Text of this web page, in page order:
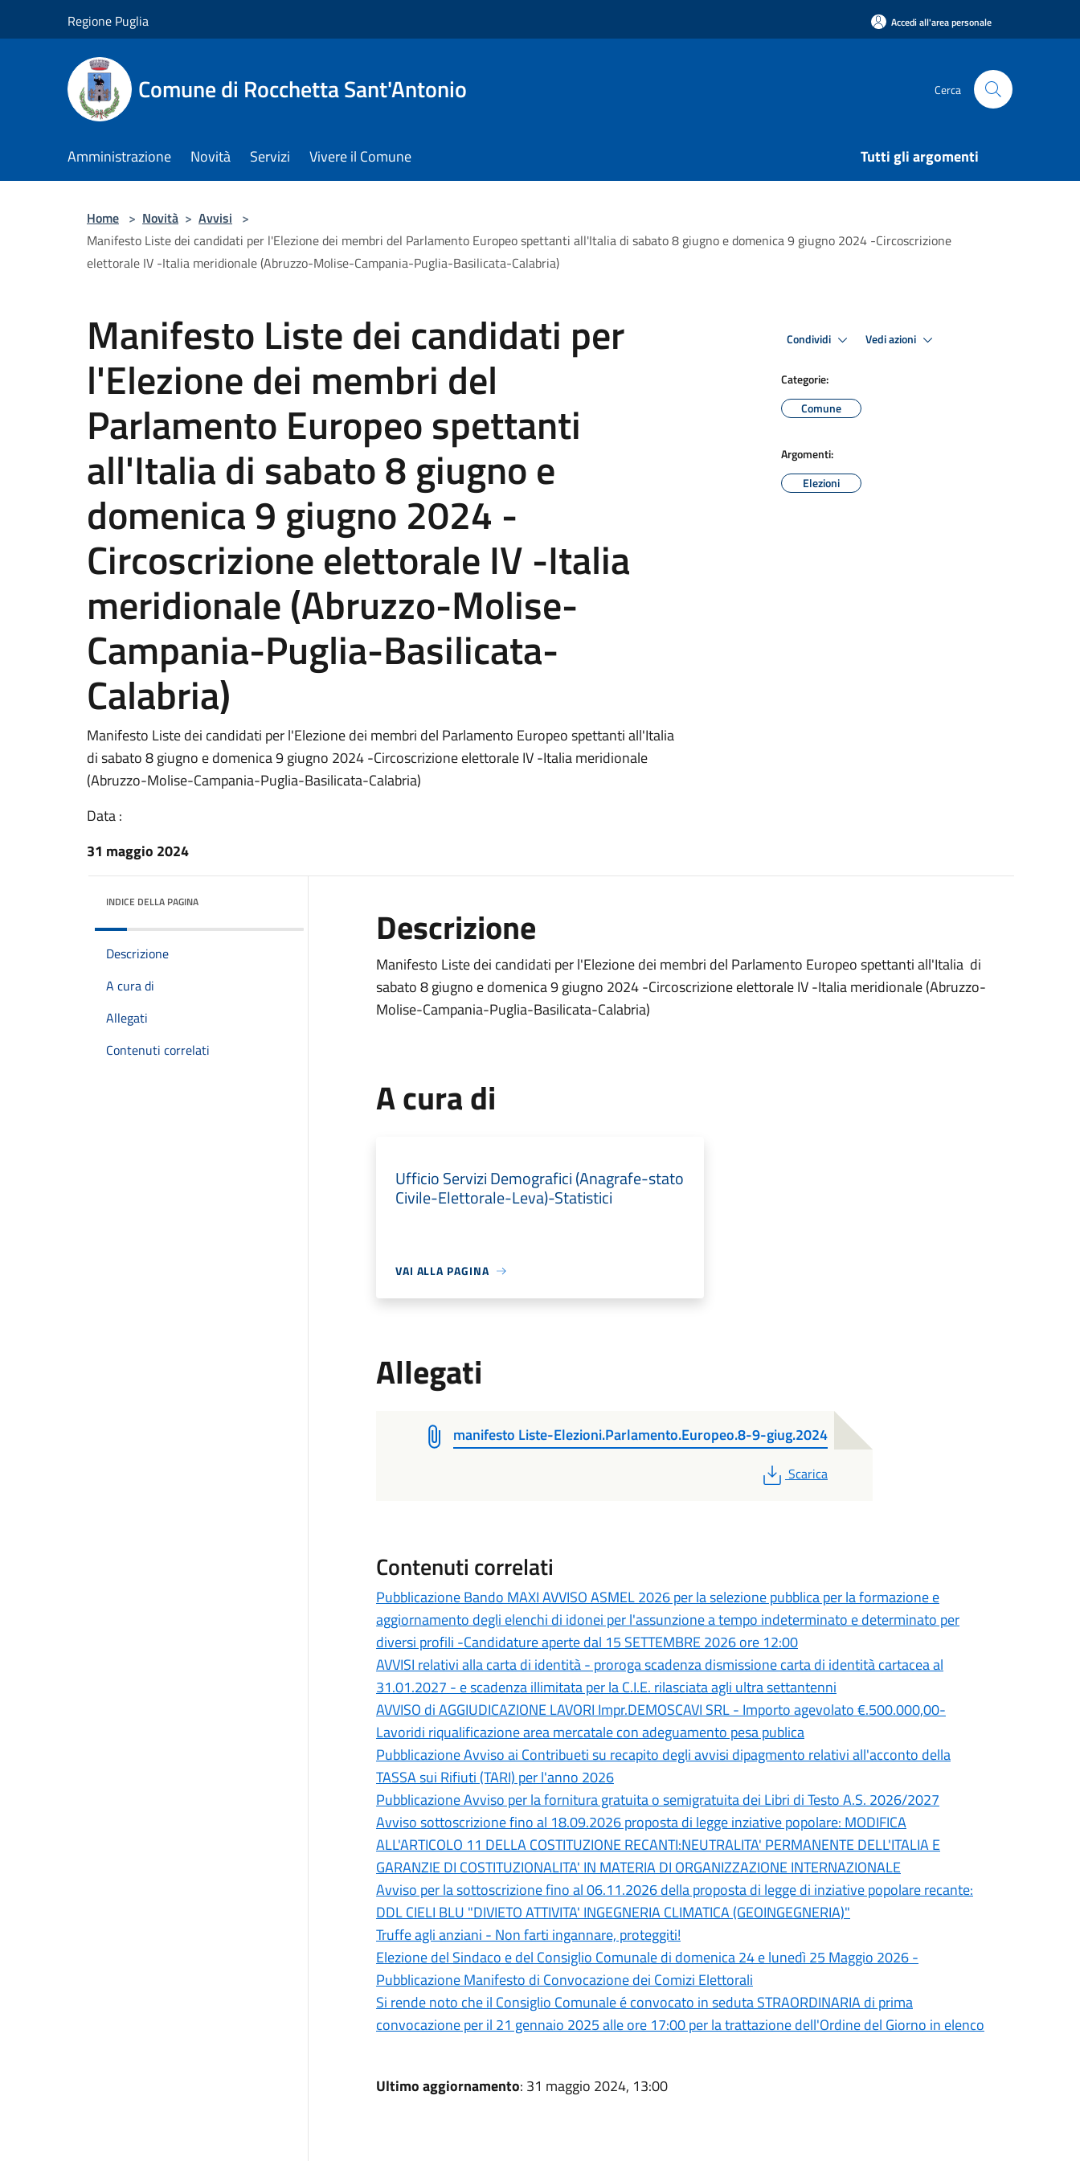
Regione Puglia Accedi all'area personale
Comune di Rocchetta Sant'Antonio Cerca
Amministrazione Novità Servizi Vivere il Comune Tutti gli argomenti
Home > Novità > Avvisi >
Manifesto Liste dei candidati per l'Elezione dei membri del Parlamento Europeo spettanti all'Italia di sabato 8 giugno e domenica 9 giugno 2024 -Circoscrizione
elettorale IV -Italia meridionale (Abruzzo-Molise-Campania-Puglia-Basilicata-Calabria)
Manifesto Liste dei candidati per
l'Elezione dei membri del
Parlamento Europeo spettanti
all'Italia di sabato 8 giugno e
domenica 9 giugno 2024 -
Circoscrizione elettorale IV -Italia
meridionale (Abruzzo-Molise-
Campania-Puglia-Basilicata-
Calabria)
Manifesto Liste dei candidati per l'Elezione dei membri del Parlamento Europeo spettanti all'Italia
di sabato 8 giugno e domenica 9 giugno 2024 -Circoscrizione elettorale IV -Italia meridionale
(Abruzzo-Molise-Campania-Puglia-Basilicata-Calabria)
Data :
31 maggio 2024
Condividi Vedi azioni
Categorie:
Comune
Argomenti:
Elezioni
INDICE DELLA PAGINA
Descrizione
A cura di
Allegati
Contenuti correlati
Descrizione
Manifesto Liste dei candidati per l'Elezione dei membri del Parlamento Europeo spettanti all'Italia di
sabato 8 giugno e domenica 9 giugno 2024 -Circoscrizione elettorale IV -Italia meridionale (Abruzzo-
Molise-Campania-Puglia-Basilicata-Calabria)
A cura di
Ufficio Servizi Demografici (Anagrafe-stato
Civile-Elettorale-Leva)-Statistici
VAI ALLA PAGINA
Allegati
manifesto Liste-Elezioni.Parlamento.Europeo.8-9-giug.2024
PDF
Scarica
Contenuti correlati
Pubblicazione Bando MAXI AVVISO ASMEL 2026 per la selezione pubblica per la formazione e
aggiornamento degli elenchi di idonei per l'assunzione a tempo indeterminato e determinato per
diversi profili -Candidature aperte dal 15 SETTEMBRE 2026 ore 12:00
AVVISI relativi alla carta di identità - proroga scadenza dismissione carta di identità cartacea al
31.01.2027 - e scadenza illimitata per la C.I.E. rilasciata agli ultra settantenni
AVVISO di AGGIUDICAZIONE LAVORI Impr.DEMOSCAVI SRL - Importo agevolato €.500.000,00-
Lavoridi riqualificazione area mercatale con adeguamento pesa publica
Pubblicazione Avviso ai Contribueti su recapito degli avvisi dipagmento relativi all'acconto della
TASSA sui Rifiuti (TARI) per l'anno 2026
Pubblicazione Avviso per la fornitura gratuita o semigratuita dei Libri di Testo A.S. 2026/2027
Avviso sottoscrizione fino al 18.09.2026 proposta di legge inziative popolare: MODIFICA
ALL'ARTICOLO 11 DELLA COSTITUZIONE RECANTI:NEUTRALITA' PERMANENTE DELL'ITALIA E
GARANZIE DI COSTITUZIONALITA' IN MATERIA DI ORGANIZZAZIONE INTERNAZIONALE
Avviso per la sottoscrizione fino al 06.11.2026 della proposta di legge di inziative popolare recante:
DDL CIELI BLU "DIVIETO ATTIVITA' INGEGNERIA CLIMATICA (GEOINGEGNERIA)"
Truffe agli anziani - Non farti ingannare, proteggiti!
Elezione del Sindaco e del Consiglio Comunale di domenica 24 e lunedì 25 Maggio 2026 -
Pubblicazione Manifesto di Convocazione dei Comizi Elettorali
Si rende noto che il Consiglio Comunale é convocato in seduta STRAORDINARIA di prima
convocazione per il 21 gennaio 2025 alle ore 17:00 per la trattazione dell'Ordine del Giorno in elenco
Ultimo aggiornamento: 31 maggio 2024, 13:00